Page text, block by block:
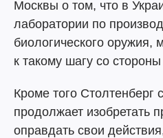
Москвы о том, что в
лаборатории по
биологического оружия,
к такому шагу со
Кроме того Столтенберг
продолжает изобретать
оправдать свои